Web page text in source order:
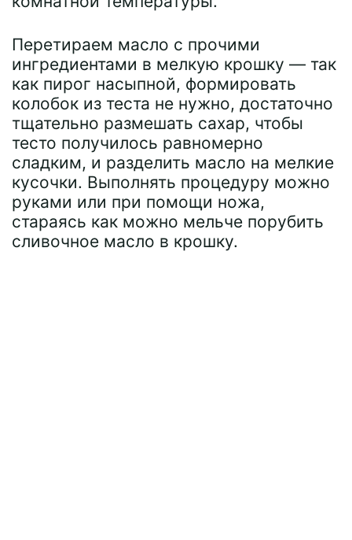
Перетираем масло с прочими
ингредиентами в мелкую крошку — так
как пирог насыпной, формировать
колобок из теста не нужно, достаточно
тщательно размешать сахар, чтобы
тесто получилось равномерно
сладким, и разделить масло на мелкие
кусочки. Выполнять процедуру можно
руками или при помощи ножа,
стараясь как можно мельче порубить
сливочное масло в крошку.